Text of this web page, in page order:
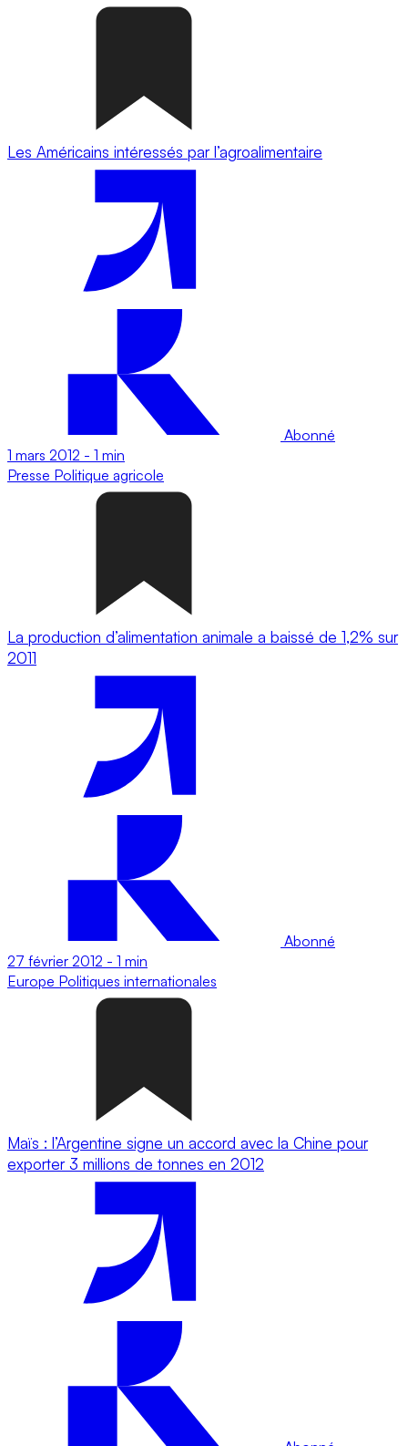
Les Américains intéressés par l’agroalimentaire
Abonné
1 mars 2012 - 1 min
Presse Politique agricole
La production d’alimentation animale a baissé de 1,2% sur
2011
Abonné
27 février 2012 - 1 min
Europe Politiques internationales
Maïs : l’Argentine signe un accord avec la Chine pour
exporter 3 millions de tonnes en 2012